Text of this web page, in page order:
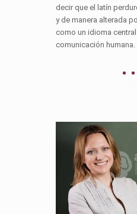
decir que el latín
y de manera alterada
como un idioma central
comunicación humana.